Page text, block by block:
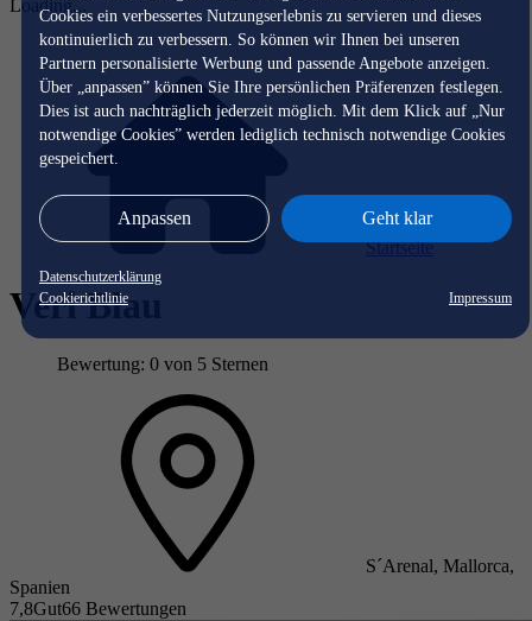
Cookies ein verbessertes Nutzungserlebnis zu servieren und dieses
kontinuierlich zu verbessern. So können wir Ihnen bei unseren
Partnern personalisierte Werbung und passende Angebote anzeigen.
Über „anpassen” können Sie Ihre persönlichen Präferenzen festlegen.
Dies ist auch nachträglich jederzeit möglich. Mit dem Klick auf „Nur
notwendige Cookies” werden lediglich technisch notwendige Cookies
gespeichert.
Anpassen Geht klar
Datenschutzerklärung
Cookierichtlinie
Impressum
Loading...
Startseite
Veri Blau
Bewertung: 0 von 5 Sternen
S´Arenal, Mallorca,
Spanien
7,8Gut66 Bewertungen